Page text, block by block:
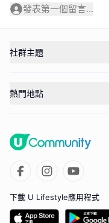
發表第一個留言...
社群主題
熱門地點
下載 U Lifestyle應用程式